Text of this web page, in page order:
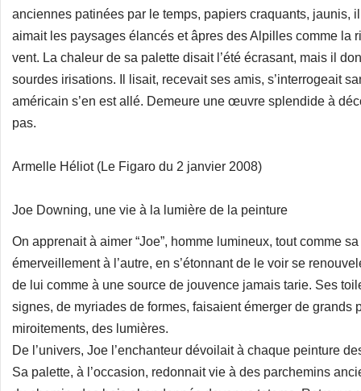
anciennes patinées par le temps, papiers craquants, jaunis,
aimait les paysages élancés et âpres des Alpilles comme la
vent. La chaleur de sa palette disait l’été écrasant, mais il
sourdes irisations. Il lisait, recevait ses amis, s’interrogeait
américain s’en est allé. Demeure une œuvre splendide à
pas.
Armelle Héliot (Le Figaro du 2 janvier 2008)
Joe Downing, une vie à la lumière de la peinture
On apprenait à aimer “Joe”, homme lumineux, tout comme
émerveillement à l’autre, en s’étonnant de le voir se
de lui comme à une source de jouvence jamais tarie. Ses
signes, de myriades de formes, faisaient émerger de grands
miroitements, des lumières.
De l’univers, Joe l’enchanteur dévoilait à chaque peinture
Sa palette, à l’occasion, redonnait vie à des parchemins